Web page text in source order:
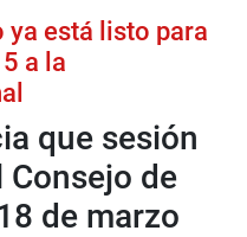
está listo para
a la
que sesión
de
de marzo